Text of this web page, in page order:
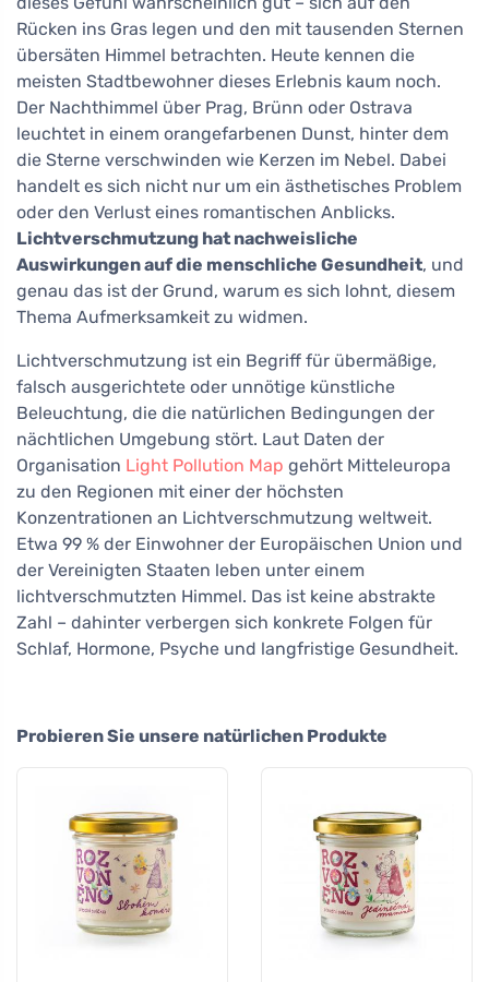
Rücken ins Gras legen und den mit tausenden Sternen
übersäten Himmel betrachten. Heute kennen die
meisten Stadtbewohner dieses Erlebnis kaum noch.
Der Nachthimmel über Prag, Brünn oder Ostrava
leuchtet in einem orangefarbenen Dunst, hinter dem
die Sterne verschwinden wie Kerzen im Nebel. Dabei
handelt es sich nicht nur um ein ästhetisches Problem
oder den Verlust eines romantischen Anblicks.
Lichtverschmutzung hat nachweisliche
Auswirkungen auf die menschliche Gesundheit, und
genau das ist der Grund, warum es sich lohnt, diesem
Thema Aufmerksamkeit zu widmen.
Lichtverschmutzung ist ein Begriff für übermäßige,
falsch ausgerichtete oder unnötige künstliche
Beleuchtung, die die natürlichen Bedingungen der
nächtlichen Umgebung stört. Laut Daten der
Organisation Light Pollution Map gehört Mitteleuropa
zu den Regionen mit einer der höchsten
Konzentrationen an Lichtverschmutzung weltweit.
Etwa 99 % der Einwohner der Europäischen Union und
der Vereinigten Staaten leben unter einem
lichtverschmutzten Himmel. Das ist keine abstrakte
Zahl – dahinter verbergen sich konkrete Folgen für
Schlaf, Hormone, Psyche und langfristige Gesundheit.
Probieren Sie unsere natürlichen Produkte